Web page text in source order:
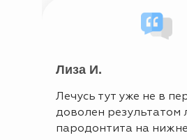
Лиза И.
Лечусь тут уже не в
доволен результатом
пародонтита на